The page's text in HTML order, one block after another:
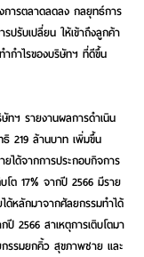
การตลาดลดลง กลยุทธ์การ
ปรับเปลี่ยน ให้เข้าถึงลูกค้า
กำไรของบริษัทฯ ที่ดีขึ้น
ทฯ รายงานผลการดำเนิน
219 ล้านบาท เพิ่มขึ้น
ได้จากการประกอบกิจการ
โต 17% จากปี 2566 มีราย
ด้หลักมาจากศัลยกรรมทำได้
ปี 2566 สาเหตุการเติบโตมา
รรมยกคิ้ว สุขภาพชาย และ